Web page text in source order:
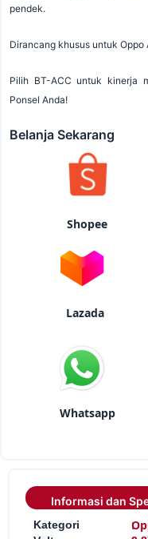
pendek.
Dirancang khusus untuk Oppo
Pilih BT-ACC untuk kinerja
Ponsel Anda!
Belanja Sekarang
Shopee
Lazada
Whatsapp
Informasi dan
Kategori :